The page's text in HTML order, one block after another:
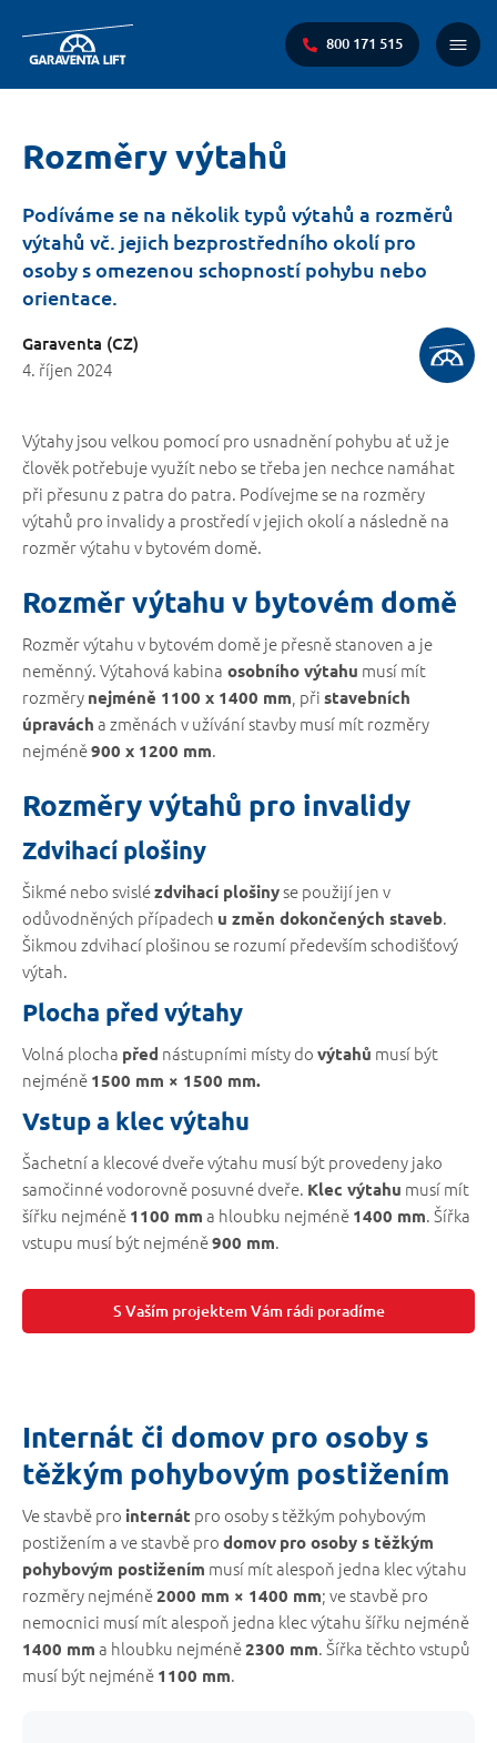
800 171 515
Main
Menu
You
are
Rozměry výtahů
Podíváme se na několik typů výtahů a rozměrů
výtahů vč. jejich bezprostředního okolí pro
osoby s omezenou schopností pohybu nebo
orientace.
Garaventa (CZ)
4. říjen 2024
Výtahy jsou velkou pomocí pro usnadnění pohybu ať už je
člověk potřebuje využít nebo se třeba jen nechce namáhat
při přesunu z patra do patra. Podívejme se na rozměry
výtahů pro invalidy a prostředí v jejich okolí a následně na
rozměr výtahu v bytovém domě.
Rozměr výtahu v bytovém domě
Rozměr výtahu v bytovém domě je přesně stanoven a je
neměnný. Výtahová kabina osobního výtahu musí mít
rozměry nejméně 1100 x 1400 mm , při stavebních
úpravách a změnách v užívání stavby musí mít rozměry
nejméně900 x 1200 mm.
Rozměry výtahů pro invalidy
Zdvihací plošiny
Šikmé nebo svislézdvihací plošinyse použijí jen v
odůvodněných případech u změn dokončených staveb.
Šikmou zdvihací plošinou se rozumí především schodišťový
výtah.
Plocha před výtahy
Volná plocha před nástupními místy do výtahů musí být
nejméně 1500 mm × 1500 mm.
Vstup a klec výtahu
Šachetní a klecové dveře výtahu musí být provedeny jako
samočinné vodorovně posuvné dveře. Klec výtahu musí mít
šířku nejméně 1100 mm a hloubku nejméně 1400 mm. Šířka
vstupu musí být nejméně900 mm.
S Vaším projektem Vám rádi poradíme
Internát či domov pro osoby s
těžkým pohybovým postižením
Ve stavbě pro internát pro osoby s těžkým pohybovým
postižením a ve stavbě pro domov pro osoby s těžkým
pohybovým postižením musí mít alespoň jedna klec výtahu
rozměry nejméně2000 mm × 1400 mm; ve stavbě pro
nemocnici musí mít alespoň jedna klec výtahu šířku nejméně
1400 mm a hloubku nejméně2300 mm. Šířka těchto vstupů
musí být nejméně 1100 mm.